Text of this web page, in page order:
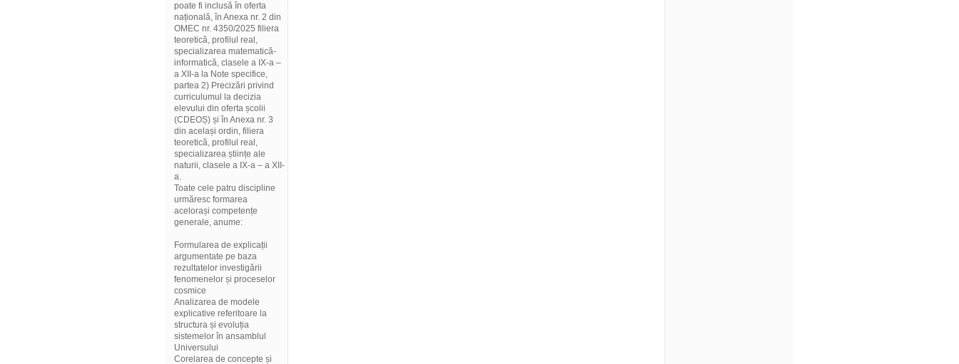
poate fi inclusă în oferta
națională, în Anexa nr. 2 din
OMEC nr. 4350/2025 filiera
teoretică, profilul real,
specializarea matematică-
informatică, clasele a IX-a –
a XII-a la Note specifice,
partea 2) Precizări privind
curriculumul la decizia
elevului din oferta școlii
(CDEOȘ) și în Anexa nr. 3
din același ordin, filiera
teoretică, profilul real,
specializarea științe ale
naturii, clasele a IX-a – a XII-
a.
Toate cele patru discipline
urmăresc formarea
acelorași competențe
generale, anume:
Formularea de explicații
argumentate pe baza
rezultatelor investigării
fenomenelor și proceselor
cosmice
Analizarea de modele
explicative referitoare la
structura și evoluția
sistemelor în ansamblul
Universului
Corelarea de concepte și